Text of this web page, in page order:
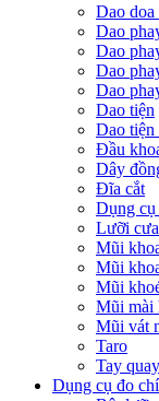
Dao doa
Dao
Dao
Dao
Dao
Dao tiện
Dao
Đầu
Dây
Đĩa cắt
Dụng cụ
Lưỡi cưa
Mũi
Mũi
Mũi
Mũi mài
Mũi vát
Taro
Tay quay
Dụng cụ đo